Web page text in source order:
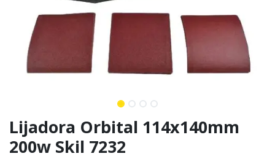
Lijadora Orbital 114x140mm
200w Skil 7232